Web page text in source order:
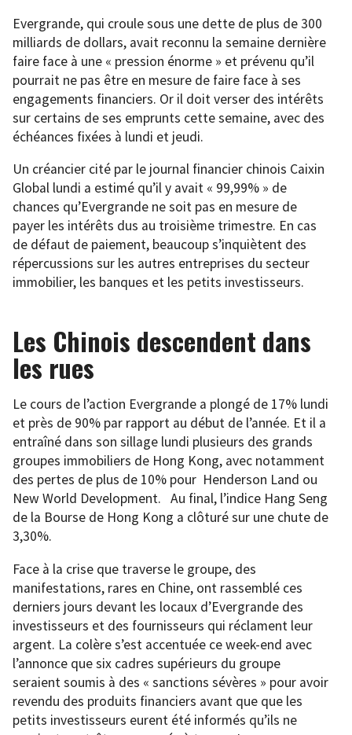
Evergrande, qui croule sous une dette de plus de 300
milliards de dollars, avait reconnu la semaine dernière
faire face à une « pression énorme » et prévenu qu’il
pourrait ne pas être en mesure de faire face à ses
engagements financiers. Or il doit verser des intérêts
sur certains de ses emprunts cette semaine, avec des
échéances fixées à lundi et jeudi.
Un créancier cité par le journal financier chinois Caixin
Global lundi a estimé qu’il y avait « 99,99% » de
chances qu’Evergrande ne soit pas en mesure de
payer les intérêts dus au troisième trimestre. En cas
de défaut de paiement, beaucoup s’inquiètent des
répercussions sur les autres entreprises du secteur
immobilier, les banques et les petits investisseurs.
Les Chinois descendent dans
les rues
Le cours de l’action Evergrande a plongé de 17% lundi
et près de 90% par rapport au début de l’année. Et il a
entraîné dans son sillage lundi plusieurs des grands
groupes immobiliers de Hong Kong, avec notamment
des pertes de plus de 10% pour Henderson Land ou
New World Development. Au final, l’indice Hang Seng
de la Bourse de Hong Kong a clôturé sur une chute de
3,30%.
Face à la crise que traverse le groupe, des
manifestations, rares en Chine, ont rassemblé ces
derniers jours devant les locaux d’Evergrande des
investisseurs et des fournisseurs qui réclament leur
argent. La colère s’est accentuée ce week-end avec
l’annonce que six cadres supérieurs du groupe
seraient soumis à des « sanctions sévères » pour avoir
revendu des produits financiers avant que que les
petits investisseurs eurent été informés qu’ils ne